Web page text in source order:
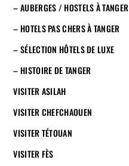
– AUBERGES / HOSTELS À TANGER
– HOTELS PAS CHERS À TANGER
– SÉLECTION HÔTELS DE LUXE
– HISTOIRE DE TANGER
VISITER ASILAH
VISITER CHEFCHAOUEN
VISITER TÉTOUAN
VISITER FÈS